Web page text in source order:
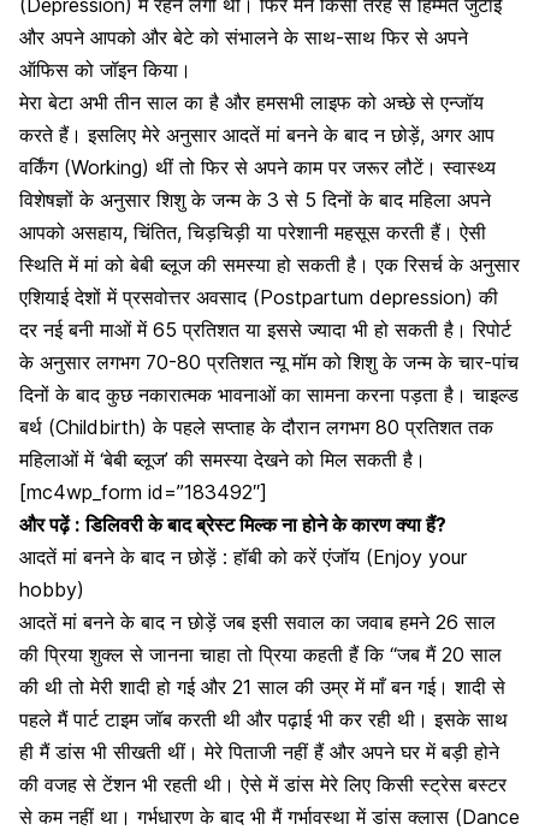
और अपने आपको और बेटे को संभालने के साथ-साथ फिर से अपने
ऑफिस को जॉइन किया।
मेरा बेटा अभी तीन साल का है और हमसभी लाइफ को अच्छे से एन्जॉय
करते हैं। इसलिए मेरे अनुसार आदतें मां बनने के बाद न छोड़ें, अगर आप
वर्किंग (Working) थीं तो फिर से अपने काम पर जरूर लौटें। स्वास्थ्य
विशेषज्ञों के अनुसार शिशु के जन्म के 3 से 5 दिनों के बाद महिला अपने
आपको असहाय, चिंतित, चिड़चिड़ी या परेशानी महसूस करती हैं। ऐसी
स्थिति में मां को बेबी ब्लूज की समस्या हो सकती है। एक रिसर्च के अनुसार
एशियाई देशों मेंप्रसवोत्तर अवसाद (Postpartum depression) की
दर नई बनी माओं में 65 प्रतिशत या इससे ज्यादा भी हो सकती है। रिपोर्ट
के अनुसार लगभग 70-80 प्रतिशत न्यू मॉम को शिशु के जन्म के चार-पांच
दिनों के बाद कुछ नकारात्मक भावनाओं का सामना करना पड़ता है। चाइल्ड
बर्थ (Childbirth) के पहले सप्ताह के दौरान लगभग 80 प्रतिशत तक
महिलाओं में ‘बेबी ब्लूज’ की समस्या देखने को मिल सकती है।
[mc4wp_form id=”183492″]
और पढ़ें : डिलिवरी के बाद ब्रेस्ट मिल्क ना होने के कारण क्या हैं?
आदतें मां बनने के बाद न छोड़ें : हॉबी को करें एंजॉय (Enjoy your
hobby)
आदतें मां बनने के बाद न छोड़ें जब इसी सवाल का जवाब हमने 26 साल
की प्रिया शुक्ल से जानना चाहा तो प्रिया कहती हैं कि “जब मैं 20 साल
की थी तो मेरी शादी हो गई और 21 साल की उम्र में माँ बन गई। शादी से
पहले मैं पार्ट टाइम जॉब करती थी और पढ़ाई भी कर रही थी। इसके साथ
ही मैं डांस भी सीखती थीं। मेरे पिताजी नहीं हैं और अपने घर में बड़ी होने
की वजह से टेंशन भी रहती थी। ऐसे में डांस मेरे लिए किसी स्ट्रेस बस्टर
से कम नहीं था। गर्भधारण के बाद भी मैंगर्भावस्था में डांस क्लास (Dance